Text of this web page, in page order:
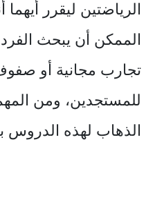
الرياضتين ليقرر
الممكن أن يبحث
تجارب مجانية أو
للمستجدين، ومن
الذهاب لهذه